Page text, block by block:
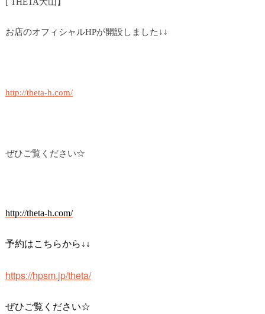
お店のオフィシャルHPが開設しました↓↓
http://theta-h.com/
ぜひご覧ください☆
http://theta-h.com/
予約はこちらから↓↓
https://hpsm.jp/theta/
ぜひご覧ください☆